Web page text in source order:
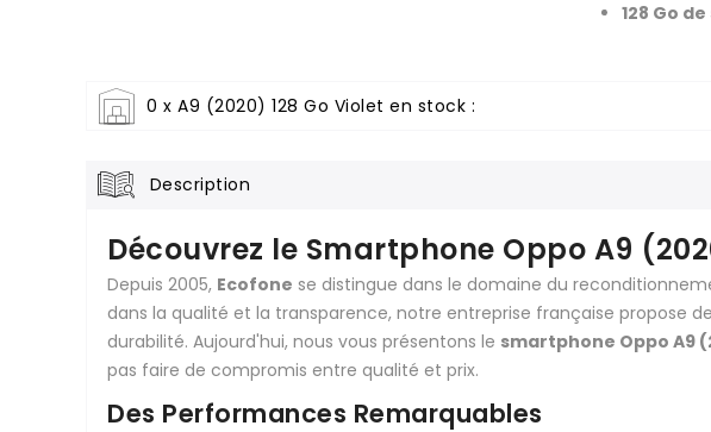
128 Go
0 x A9 (2020) 128 Go Violet en stock :
Description
Découvrez le Smartphone Oppo A9
Depuis 2005, Ecofone se distingue dans le domaine du
dans la qualité et la transparence, notre entreprise française propose
durabilité. Aujourd'hui, nous vous présentons le smartphone Oppo A9
pas faire de compromis entre qualité et prix.
Des Performances Remarquables